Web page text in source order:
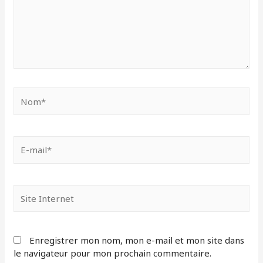
mail*
Internet
Enregistrer mon nom, mon e-mail et mon site dans
le navigateur pour mon prochain commentaire.